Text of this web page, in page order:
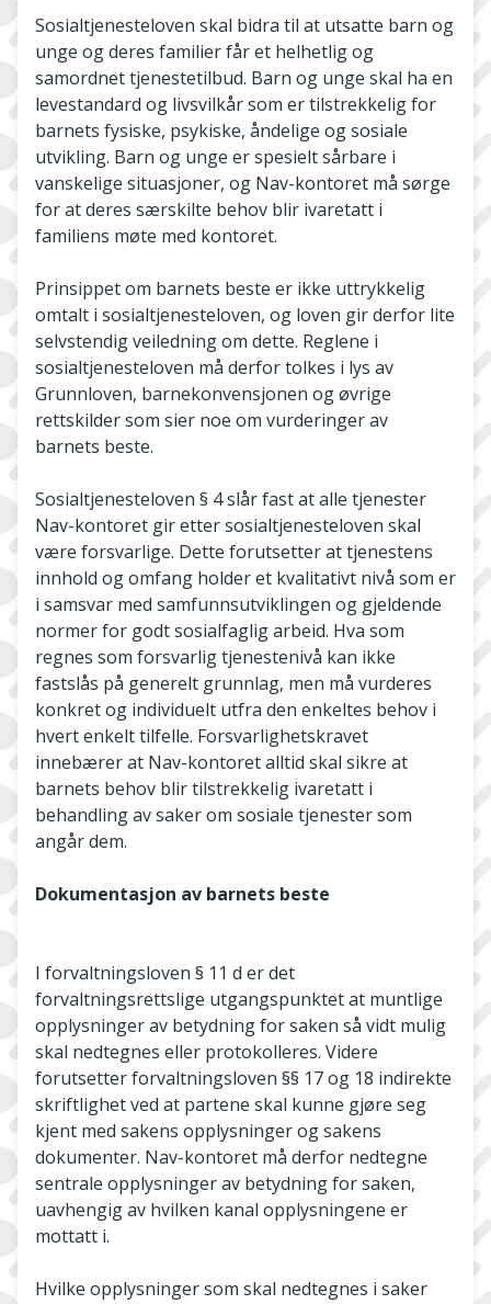
Sosialtjenesteloven skal bidra til at utsatte barn og
unge og deres familier får et helhetlig og
samordnet tjenestetilbud. Barn og unge skal ha en
levestandard og livsvilkår som er tilstrekkelig for
barnets fysiske, psykiske, åndelige og sosiale
utvikling. Barn og unge er spesielt sårbare i
vanskelige situasjoner, og Nav-kontoret må sørge
for at deres særskilte behov blir ivaretatt i
familiens møte med kontoret.
Prinsippet om barnets beste er ikke uttrykkelig
omtalt i sosialtjenesteloven, og loven gir derfor lite
selvstendig veiledning om dette. Reglene i
sosialtjenesteloven må derfor tolkes i lys av
Grunnloven, barnekonvensjonen og øvrige
rettskilder som sier noe om vurderinger av
barnets beste.
Sosialtjenesteloven § 4 slår fast at alle tjenester
Nav-kontoret gir etter sosialtjenesteloven skal
være forsvarlige. Dette forutsetter at tjenestens
innhold og omfang holder et kvalitativt nivå som er
i samsvar med samfunnsutviklingen og gjeldende
normer for godt sosialfaglig arbeid. Hva som
regnes som forsvarlig tjenestenivå kan ikke
fastslås på generelt grunnlag, men må vurderes
konkret og individuelt utfra den enkeltes behov i
hvert enkelt tilfelle. Forsvarlighetskravet
innebærer at Nav-kontoret alltid skal sikre at
barnets behov blir tilstrekkelig ivaretatt i
behandling av saker om sosiale tjenester som
angår dem.
Dokumentasjon av barnets beste
I forvaltningsloven § 11 d er det
forvaltningsrettslige utgangspunktet at muntlige
opplysninger av betydning for saken så vidt mulig
skal nedtegnes eller protokolleres. Videre
forutsetter forvaltningsloven §§ 17 og 18 indirekte
skriftlighet ved at partene skal kunne gjøre seg
kjent med sakens opplysninger og sakens
dokumenter. Nav-kontoret må derfor nedtegne
sentrale opplysninger av betydning for saken,
uavhengig av hvilken kanal opplysningene er
mottatt i.
Hvilke opplysninger som skal nedtegnes i saker